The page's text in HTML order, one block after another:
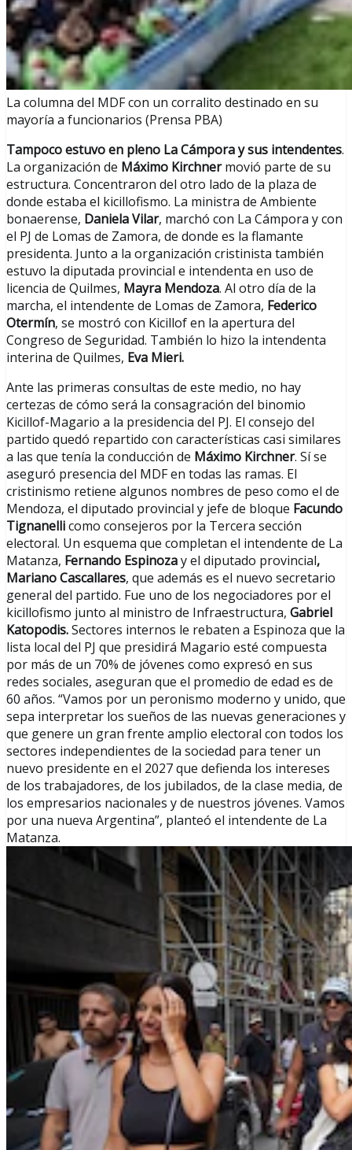
La columna del MDF con un corralito destinado en su
mayoría a funcionarios (Prensa PBA)
Tampoco estuvo en pleno La Cámpora y sus intendentes.
La organización de Máximo Kirchnermovió parte de su
estructura. Concentraron del otro lado de la plaza de
donde estaba el kicillofismo. La ministra de Ambiente
bonaerense, Daniela Vilar, marchó con La Cámpora y con
el PJ de Lomas de Zamora, de donde es la flamante
presidenta. Junto a la organización cristinista también
estuvo la diputada provincial e intendenta en uso de
licencia de Quilmes, Mayra Mendoza. Al otro día de la
marcha, el intendente de Lomas de Zamora, Federico
Otermín, se mostró con Kicillof en la apertura del
Congreso de Seguridad. También lo hizo la intendenta
interina de Quilmes, Eva Mieri.
Ante las primeras consultas de este medio, no hay
certezas de cómo será la consagración del binomio
Kicillof-Magario a la presidencia del PJ. El consejo del
partido quedó repartido con características casi similares
a las que tenía la conducción de Máximo Kirchner. Sí se
aseguró presencia del MDF en todas las ramas. El
cristinismo retiene algunos nombres de peso como el de
Mendoza, el diputado provincial y jefe de bloque Facundo
Tignanellicomo consejeros por la Tercera sección
electoral. Un esquema que completan el intendente de La
Matanza, Fernando Espinozay el diputado provincial,
Mariano Cascallares, que además es el nuevo secretario
general del partido. Fue uno de los negociadores por el
kicillofismo junto al ministro de Infraestructura, Gabriel
Katopodis.Sectores internos le rebaten a Espinoza que la
lista local del PJ que presidirá Magario esté compuesta
por más de un 70% de jóvenes como expresó en sus
redes sociales, aseguran que el promedio de edad es de
60 años. “Vamos por un peronismo moderno y unido, que
sepa interpretar los sueños de las nuevas generaciones y
que genere un gran frente amplio electoral con todos los
sectores independientes de la sociedad para tener un
nuevo presidente en el 2027 que defienda los intereses
de los trabajadores, de los jubilados, de la clase media, de
los empresarios nacionales y de nuestros jóvenes. Vamos
por una nueva Argentina”, planteó el intendente de La
Matanza.